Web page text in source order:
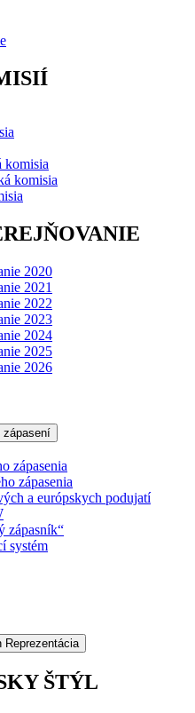
komisia
komisia
2020
2021
2022
2023
2024
2025
2026
zápasení
zápasenia
zápasenia
a európskych podujatí
zápasník“
systém
Reprezentácia
ŠTÝL